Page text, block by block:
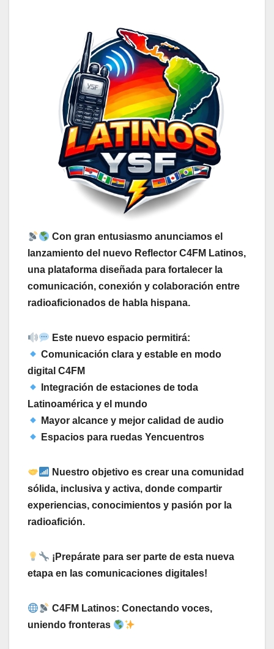
Con gran entusiasmo anunciamos el
lanzamiento del nuevo Reflector C4FM Latinos,
una plataforma diseñada para fortalecer la
comunicación, conexión y colaboración entre
radioaficionados de habla hispana.
Este nuevo espacio permitirá:
Comunicación clara y estable en modo
digital C4FM
Integración de estaciones de toda
Latinoamérica y el mundo
Mayor alcance y mejor calidad de audio
Espacios para ruedas Yencuentros
Nuestro objetivo es crear una comunidad
sólida, inclusiva y activa, donde compartir
experiencias, conocimientos y pasión por la
radioafición.
¡Prepárate para ser parte de esta nueva
etapa en las comunicaciones digitales!
C4FM Latinos: Conectando voces,
uniendo fronteras